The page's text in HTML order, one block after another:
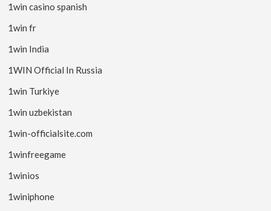
1win casino spanish
1win fr
1win India
1WIN Official In Russia
1win Turkiye
1win uzbekistan
1win-officialsite.com
1winfreegame
1winios
1winiphone